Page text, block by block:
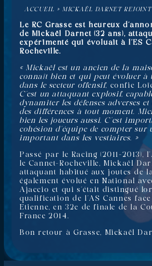
ACCUEIL » MICKAËL DARNET
Le RC Grasse est heureux
de Mickaël Darnet (32 ans),
expérimenté qui évoluait à l’ES
Rocheville.
« Mickaël est un ancien de la
connaît bien et qui peut évoluer à
dans le secteur offensif, confie
C’est un attaquant explosif,
dynamiter les défenses adverses
des différences à tout moment.
bien les joueurs aussi. C’est
cohésion d’équipe de compter sur
important dans les vestiaires. »
Passé par le Racing (2011-2013),
le Cannet-Rocheville, Mickaël
attaquant habitué aux joutes de
également évolué en National
Ajaccio et qui s’était distingué
qualification de l’AS Cannes face
Etienne, en 32e de finale de la
France 2014.
Bon retour à Grasse, Mickaël